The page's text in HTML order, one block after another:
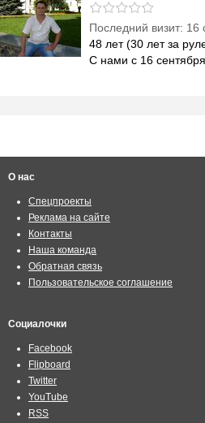
Последний визит: 16
48 лет (30 лет за
С нами с 16
О нас
Спецпроекты
Реклама на сайте
Контакты
Наша команда
Обратная связь
Пользовательское соглашение
Социалочки
Facebook
Flipboard
Twitter
YouTube
RSS